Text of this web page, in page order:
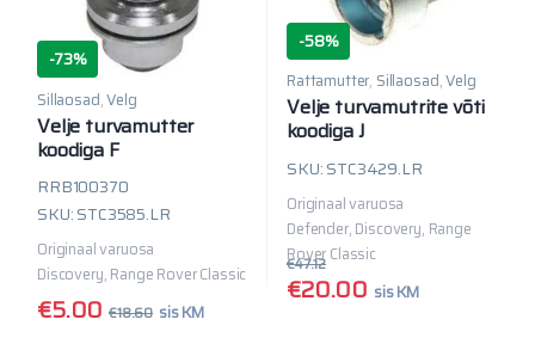
-73%
Sillaosad,Velg
Velje turvamutter
koodiga F
RRB100370
SKU: STC3585.LR
Originaal varuosa
Discovery, Range Rover Classic
€5.00 €18.60 sis KM
-58%
Rattamutter, Sillaosad,Velg
Velje turvamutrite võti
koodiga J
SKU: STC3429.LR
Originaal varuosa
Defender, Discovery, Range
Rover Classic
€20.00
€47.12
sis KM